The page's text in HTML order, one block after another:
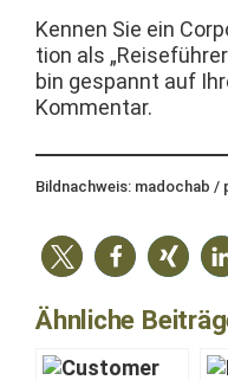
Ken­nen Sie ein
tion als
bin ges­pan­nt auf
Kommentar.
Bild­nach­weis: madochab /
Ähnliche